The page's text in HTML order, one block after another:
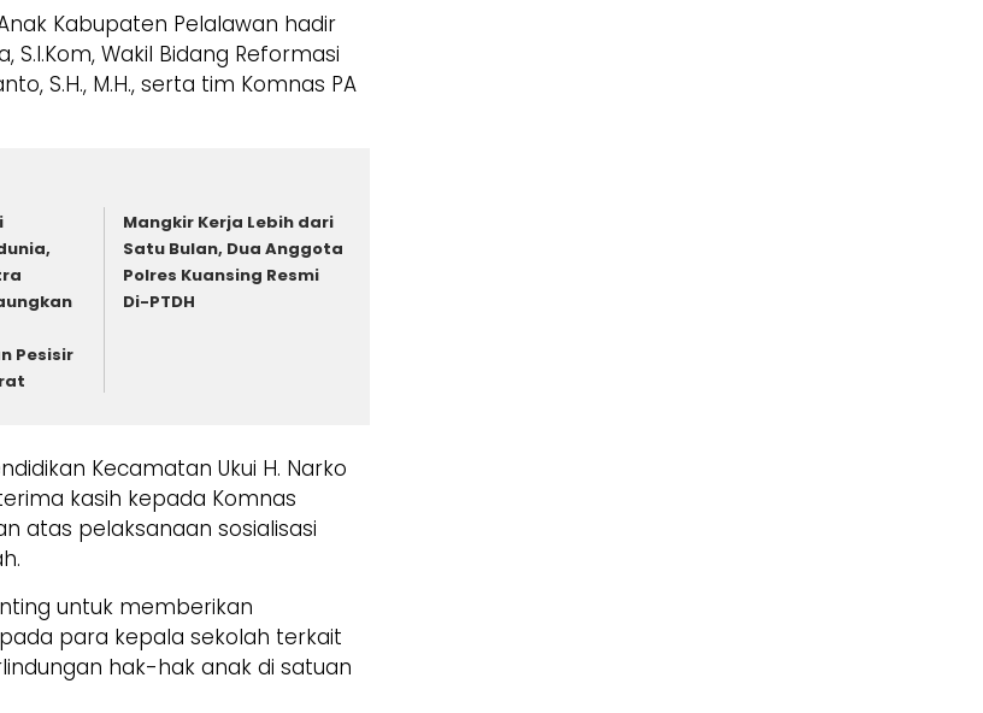
Kabupaten Pelalawan hadir
S.I.Kom, Wakil Bidang Reformasi
S.H., M.H., serta tim Komnas PA
Pesisir
Mangkir Kerja Lebih dari
Satu Bulan, Dua Anggota
Polres Kuansing Resmi
Di-PTDH
Kecamatan Ukui H. Narko
kasih kepada Komnas
atas pelaksanaan sosialisasi
untuk memberikan
para kepala sekolah terkait
hak-hak anak di satuan